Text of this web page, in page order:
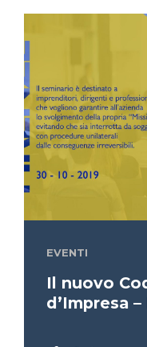
EVENTI
Il nuovo
d’Impresa